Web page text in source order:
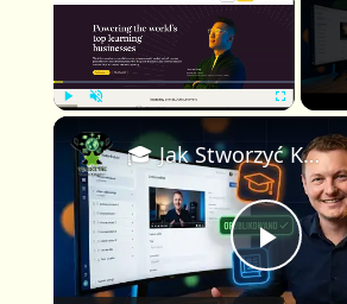
y
n
m
u
t
e
u
l
l
s
c
r
P
🎓 Jak Stworzyć Kurs Online od Zera — Pełny Tutorial dla Początkujących (Rejestracji do Publikacji)